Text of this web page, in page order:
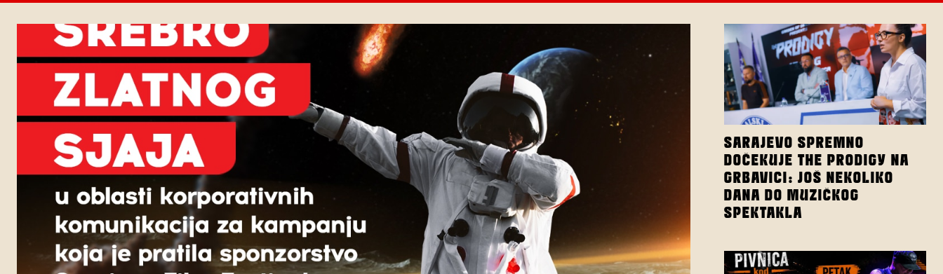
SARAJEVO SPREMNO
DOČEKUJE THE PRODIGY NA
GRBAVICI: JOŠ NEKOLIKO
DANA DO MUZIČKOG
SPEKTAKLA